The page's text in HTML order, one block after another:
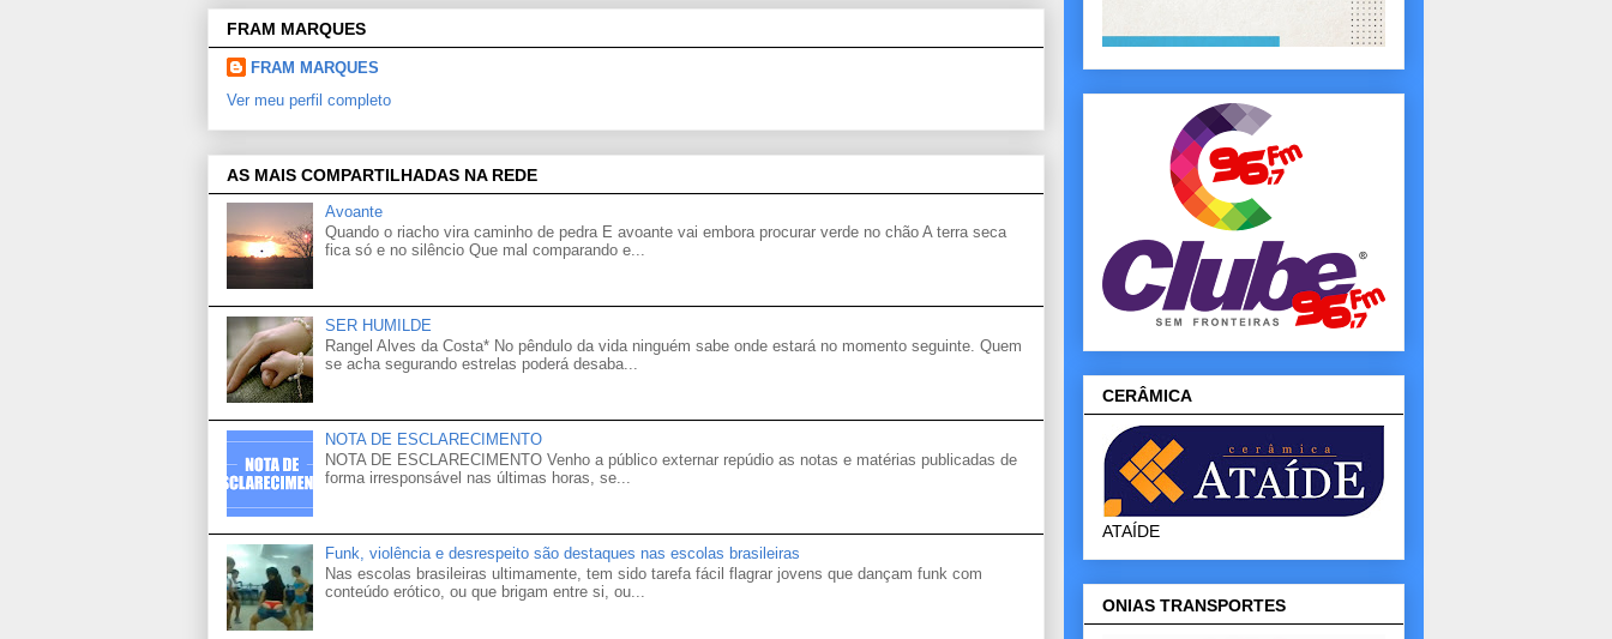
FRAM MARQUES
FRAM MARQUES
Ver meu perfil completo
AS MAIS COMPARTILHADAS NA REDE
Avoante
Quando o riacho vira caminho de pedra E avoante vai embora procurar verde no chão A terra seca
fica só e no silêncio Que mal comparando e...
SER HUMILDE
Rangel Alves da Costa* No pêndulo da vida ninguém sabe onde estará no momento seguinte. Quem
se acha segurando estrelas poderá desaba...
NOTA DE ESCLARECIMENTO
NOTA DE ESCLARECIMENTO Venho a público externar repúdio as notas e matérias publicadas de
forma irresponsável nas últimas horas, se...
Funk, violência e desrespeito são destaques nas escolas brasileiras
Nas escolas brasileiras ultimamente, tem sido tarefa fácil flagrar jovens que dançam funk com
conteúdo erótico, ou que brigam entre si, ou...
CERÂMICA
ATAÍDE
ONIAS TRANSPORTES